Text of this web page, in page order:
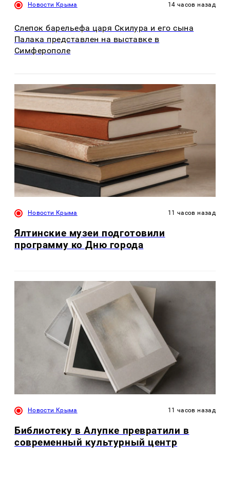
Новости Крыма 14 часов назад
Слепок барельефа царя Скилура и его сына
Палака представлен на выставке в
Симферополе
Новости Крыма 11 часов назад
Ялтинские музеи подготовили
программу ко Дню города
Новости Крыма 11 часов назад
Библиотеку в Алупке превратили в
современный культурный центр